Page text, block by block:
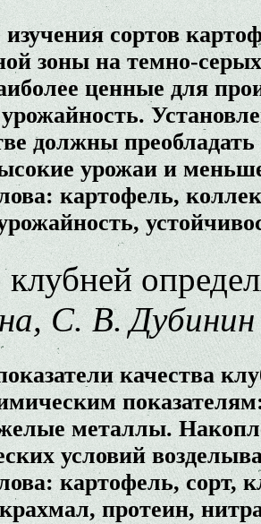
изучения сортов
зоны на темно-
ценные для
должны
урожаи и
картофель,
клубней
С. В. Дубинин
качества
металлы.
условий
картофель, сорт,
протеин,